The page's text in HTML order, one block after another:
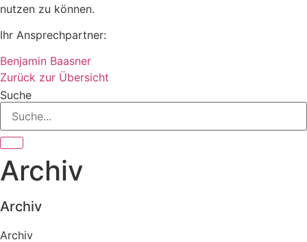
nutzen zu können.
Ihr Ansprechpartner:
Benjamin Baasner
Zurück zur Übersicht
Suche
Archiv
Archiv
Archiv